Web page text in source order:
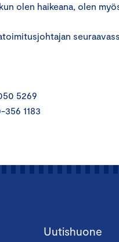
olen haikeana, olen
5269
1183
Uutishuone